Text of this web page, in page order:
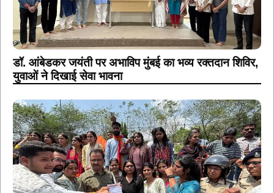
डॉ. आंबेडकर जयंती पर अभाविप मुंबई का भव्य रक्तदान शिविर,
युवाओं ने दिखाई सेवा भावना